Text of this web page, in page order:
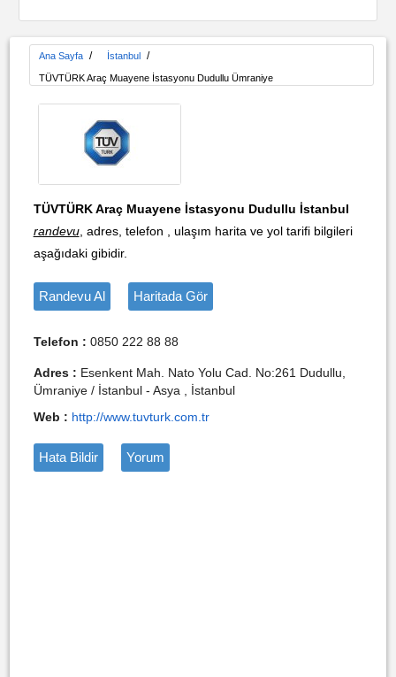
Ana Sayfa / İstanbul /
TÜVTÜRK Araç Muayene İstasyonu Dudullu Ümraniye
TÜVTÜRK Araç Muayene İstasyonu Dudullu İstanbul
randevu, adres, telefon , ulaşım harita ve yol tarifi bilgileri
aşağıdaki gibidir.
Randevu Al Haritada Gör
Telefon : 0850 222 88 88
Adres : Esenkent Mah. Nato Yolu Cad. No:261 Dudullu,
Ümraniye / İstanbul - Asya , İstanbul
Web : http://www.tuvturk.com.tr
Hata Bildir Yorum